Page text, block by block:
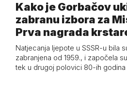
Kako je Gorbačov
zabranu izbora za
Prva nagrada krstarenje
Jadran…
Natjecanja ljepote u SSSR-u bila
zabranjena od 1959., i započela
tek u drugoj polovici 80-ih